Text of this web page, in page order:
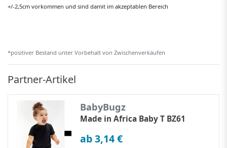
+/-2,5cm vorkommen und sind damit im akzeptablen Bereich
*positiver Bestand unter Vorbehalt von Zwischenverkäufen
Partner-Artikel
BabyBugz
Made in Africa Baby T BZ61
ab 3,14 €